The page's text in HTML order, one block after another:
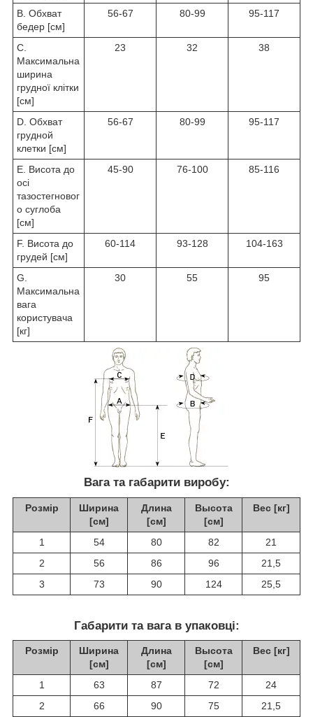
B. Обхват
бедер [см]
56-67 80-99 95-117
C.
Максимальна
ширина
грудної клітки
[см]
23 32 38
D. Обхват
грудной
клетки [см]
56-67 80-99 95-117
E. Висота до
осі
тазостегновог
о суглоба
[см]
45-90 76-100 85-116
F. Висота до
грудей [см]
60-114 93-128 104-163
G.
Максимальна
вага
користувача
[кг]
30 55 95
Вага та габарити виробу:
Розмір
Ширина
[см]
Длина
[см]
Высота
[см]
Вес [кг]
1 54 80 82
21
2
56 86 96
21,5
3
73 90 124 25,5
Габарити та вага в упаковці:
Розмір
Ширина
[см]
Длина
[см]
Высота
[см]
Вес [кг]
1 63 87 72
24
2
66 90 75 21,5